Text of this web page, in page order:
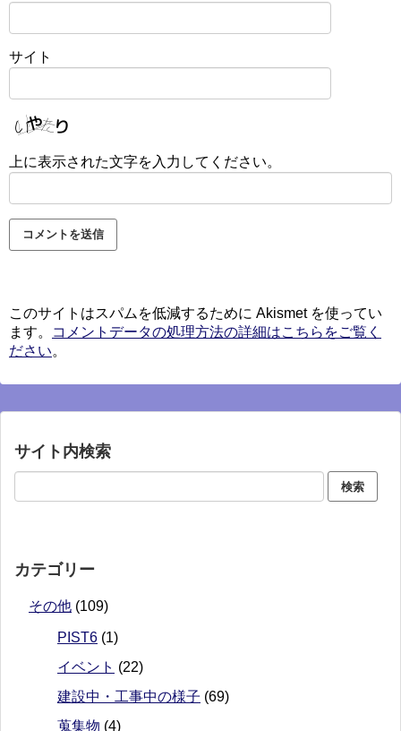
サイト
上に表示された文字を入力してください。
このサイトはスパムを低減するために Akismet を使ってい
ます。
コメントデータの処理方法の詳細はこちらをご覧く
ださい。
サイト内検索
カテゴリー
その他 (109)
PIST6 (1)
イベント (22)
建設中・工事中の様子 (69)
蒐集物 (4)